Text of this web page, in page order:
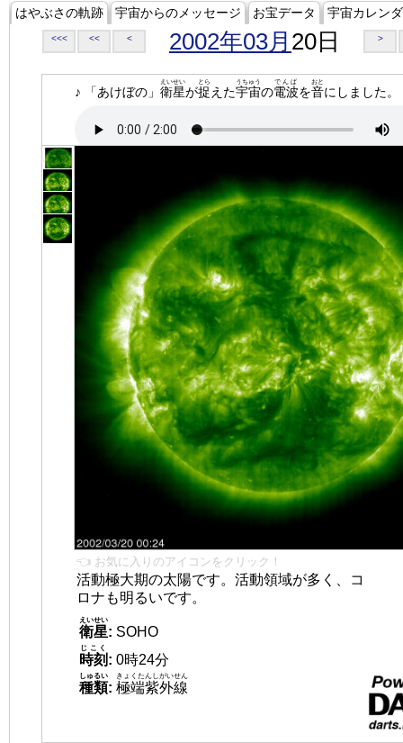
はやぶさの軌跡 宇宙からのメッセージ お宝データ 宇宙カレン
<<< << < 2002年03月 20日 >
♪ 「あけぼの」 衛星
えいせい
が捉
とら
えた宇宙
うちゅう
の電波
でんぱ
を音
おと
にしました。
👈 お気に入りのアイコンをクリック！
活動極大期の太陽です。活動領域が多く、コ
ロナも明るいです。
衛星
えいせい
: SOHO
時刻
じこく
: 0時24分
種類
しゅるい
: 極端紫外線
きょくたんしがいせん